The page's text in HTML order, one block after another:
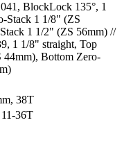
BlockLock 135°, 1
Stack 1 1/8" (ZS
1 1/2" (ZS 56mm) //
1 1/8" straight, Top
44mm), Bottom Zero-
38T
36T